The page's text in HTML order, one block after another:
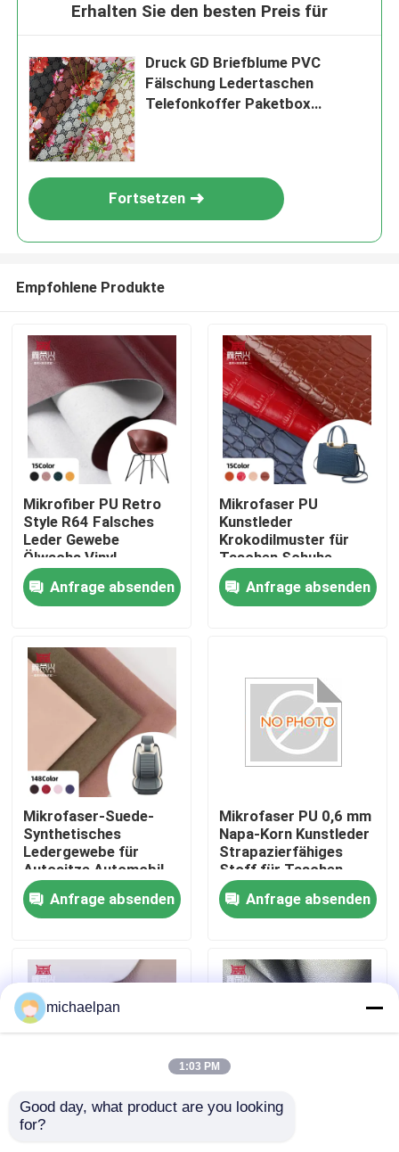
Produkte
Über uns
Qualitätskontrolle
Kontakt
Referenzen
Falsches Leder aus PVC
Erhalten Sie den besten Preis für
Druck GD Briefblume PVC
Fälschung Ledertaschen
Telefonkoffer Paketbox
Fortsetzen
Empfohlene Produkte
Mikrofiber PU Retro
Style R64 Falsches
Leder Gewebe
Ölwachs Vinyl
Handwerk Sofa Stuhl
Gürtel Wasserdichte
Strecke für Taschen
Anfrage absenden
Mikrofaser PU
Kunstleder
Krokodilmuster für
Taschen Schuhe
Sofas Geldbörsen
Hüllen Notizbücher
Kleidungsstücke
Anfrage absenden
Mikrofaser-Suede-
Synthetisches
Ledergewebe für
Autositze Automobil-
Trim-Kissen Sofa-
Tasche Brieftasche
Schuhkasten
Anfrage absenden
Mikrofaser PU 0,6 mm
Napa-Korn Kunstleder
Strapazierfähiges
Stoff für Taschen,
Sofas, Möbel, Schuhe,
Geldbörsen, Auto-
Dekoration, Basteln,
Anfrage absenden
Mikrofaser PU
michaelpan
1:03 PM
Good day, what product are you looking
for?